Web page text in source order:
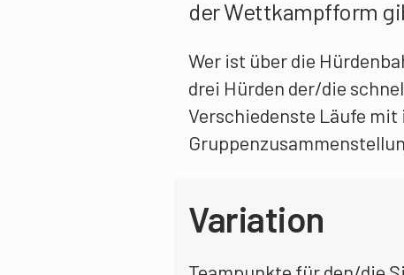
der Wettkampfform
Wer ist über die
drei Hürden der/die
Verschiedenste Läufe mit
Variation